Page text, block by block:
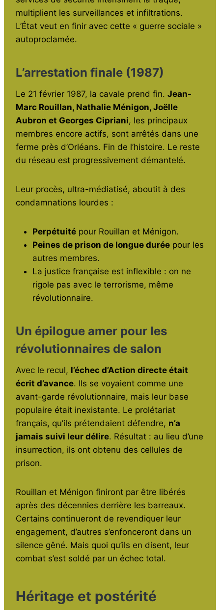
multiplient les surveillances et infiltrations.
L’État veut en finir avec cette « guerre sociale »
autoproclamée.
L’arrestation finale (1987)
Le 21 février 1987, la cavale prend fin. Jean-
Marc Rouillan, Nathalie Ménigon, Joëlle
Aubron et Georges Cipriani, les principaux
membres encore actifs, sont arrêtés dans une
ferme près d’Orléans. Fin de l’histoire. Le reste
du réseau est progressivement démantelé.
Leur procès, ultra-médiatisé, aboutit à des
condamnations lourdes :
Perpétuité pour Rouillan et Ménigon.
Peines de prison de longue durée pour les
autres membres.
La justice française est inflexible : on ne
rigole pas avec le terrorisme, même
révolutionnaire.
Un épilogue amer pour les
révolutionnaires de salon
Avec le recul, l’échec d’Action directe était
écrit d’avance. Ils se voyaient comme une
avant-garde révolutionnaire, mais leur base
populaire était inexistante. Le prolétariat
français, qu’ils prétendaient défendre, n’a
jamais suivi leur délire. Résultat : au lieu d’une
insurrection, ils ont obtenu des cellules de
prison.
Rouillan et Ménigon finiront par être libérés
après des décennies derrière les barreaux.
Certains continueront de revendiquer leur
engagement, d’autres s’enfonceront dans un
silence gêné. Mais quoi qu’ils en disent, leur
combat s’est soldé par un échec total.
Héritage et postérité